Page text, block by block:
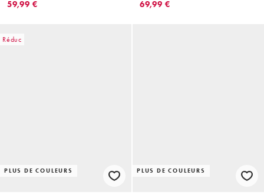
59,99 €
69,99 €
Réduc
PLUS DE COULEURS PLUS DE COULEURS